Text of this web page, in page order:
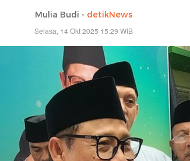
Mulia Budi - detikNews
Selasa, 14 Okt 2025 15:29 WIB